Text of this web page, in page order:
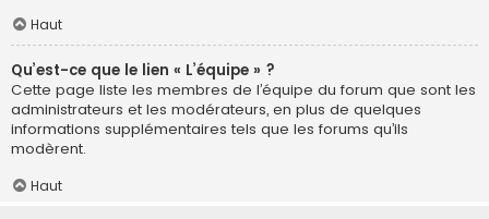
Haut
Qu’est-ce que le lien « L’équipe » ?
Cette page liste les membres de l’équipe du forum que sont les
administrateurs et les modérateurs, en plus de quelques
informations supplémentaires tels que les forums qu’ils
modèrent.
Haut